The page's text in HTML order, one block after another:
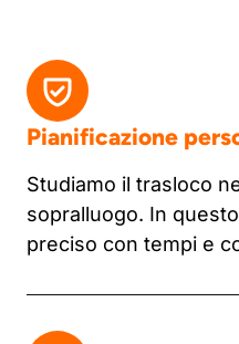
Pianificazione
Studiamo il trasloco
sopralluogo. In
preciso con tempi e